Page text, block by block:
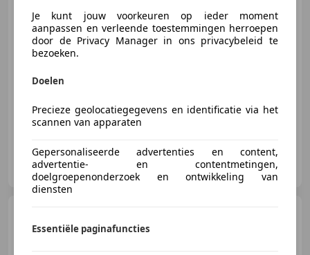
€ 4.900
01/2014
DMD Auto's
NL-2803 JH GOUDA
Je kunt jouw voorkeuren op ieder moment
aanpassen en verleende toestemmingen herroepen
door de Privacy Manager in ons privacybeleid te
bezoeken.
Doelen
Precieze geolocatiegegevens en identificatie via het
scannen van apparaten
Gepersonaliseerde advertenties en content,
advertentie- en contentmetingen,
doelgroepenonderzoek en ontwikkeling van
diensten
Essentiële paginafuncties